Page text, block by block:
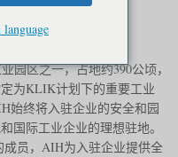
园区之一，占地约390公顷，
为KLIK计划下的重要工业
始终将入驻企业的安全和园
国际工业企业的理想驻地。
成员，AIH为入驻企业提供全